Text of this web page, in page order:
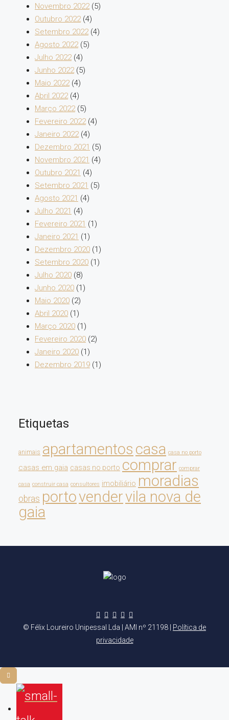
Novembro 2022(5)
Outubro 2022(4)
Setembro 2022(4)
Agosto 2022(5)
Julho 2022(4)
Junho 2022(5)
Maio 2022(4)
Abril 2022(4)
Março 2022(5)
Fevereiro 2022(4)
Janeiro 2022(4)
Dezembro 2021 (5)
Novembro 2021 (4)
Outubro 2021 (4)
Setembro 2021 (5)
Agosto 2021 (4)
Julho 2021 (4)
Fevereiro 2021 (1)
Janeiro 2021 (1)
Dezembro 2020 (1)
Setembro 2020 (1)
Julho 2020 (8)
Junho 2020 (1)
Maio 2020 (2)
Abril 2020 (1)
Março 2020 (1)
Fevereiro 2020 (2)
Janeiro 2020 (1)
Dezembro 2019 (1)
Etiquetas
animais apartamentos casa casa no porto
casas em gaia casas no porto comprar comprar
casa construir casa consultores imobiliário moradias
obras portovendervila nova de
gaia
© Félix Loureiro Unipessal Lda | AMI nº 21198 | Política de
privacidade